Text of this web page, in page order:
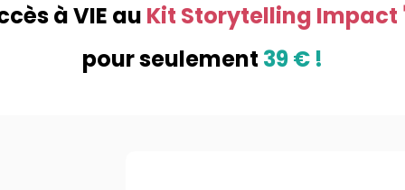
à VIE au Kit Storytelling Impact
pour seulement 39 € !